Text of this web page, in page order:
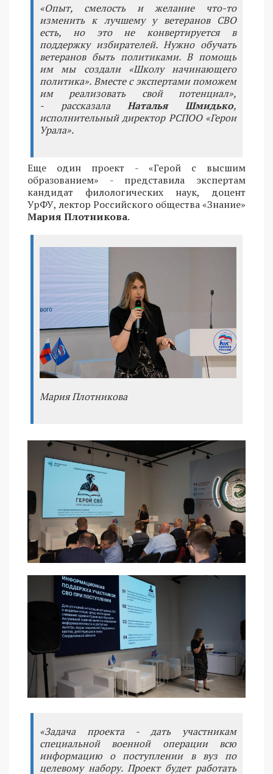
«Опыт, смелость и желание что-то
изменить к лучшему у ветеранов СВО
есть, но это не конвертируется в
поддержку избирателей. Нужно обучать
ветеранов быть политиками. В помощь
им мы создали «Школу начинающего
политика». Вместе с экспертами поможем
им реализовать свой потенциал»,
- рассказалаНаталья Шмидько,
исполнительный директор РСПОО «Герои
Урала».
Еще один проект - «Герой с высшим
образованием» - представила экспертам
кандидат филологических наук, доцент
УрФУ, лектор Российского общества «Знание»
Мария Плотникова.
Мария Плотникова
«Задача проекта - дать участникам
специальной военной операции всю
информацию о поступлении в вуз по
целевому набору. Проект будет работать